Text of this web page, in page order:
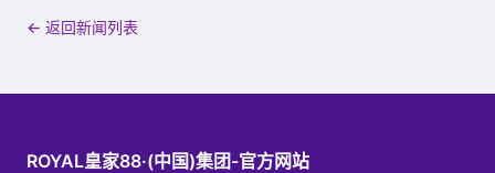
← 返回新闻列表
ROYAL皇家88·(中国)集团-官方网站